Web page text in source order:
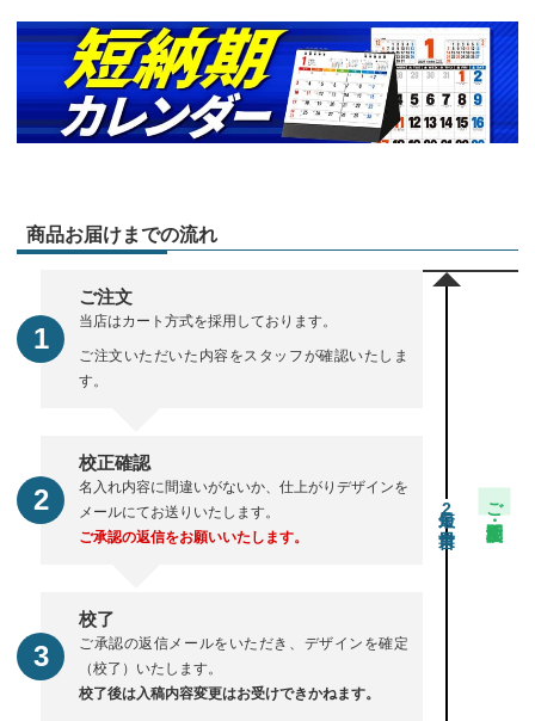
商品お届けまでの流れ
ご注文
当店はカート方式を採用しております。
ご注文いただいた内容をスタッフが確認いたしま
す。
校正確認
名入れ内容に間違いがないか、仕上がりデザインを
メールにてお送りいたします。
ご承認の返信をお願いいたします。
校了
ご承認の返信メールをいただき、デザインを確定
（校了）いたします。
校了後は入稿内容変更はお受けできかねます。
2 ご注文・校正期間